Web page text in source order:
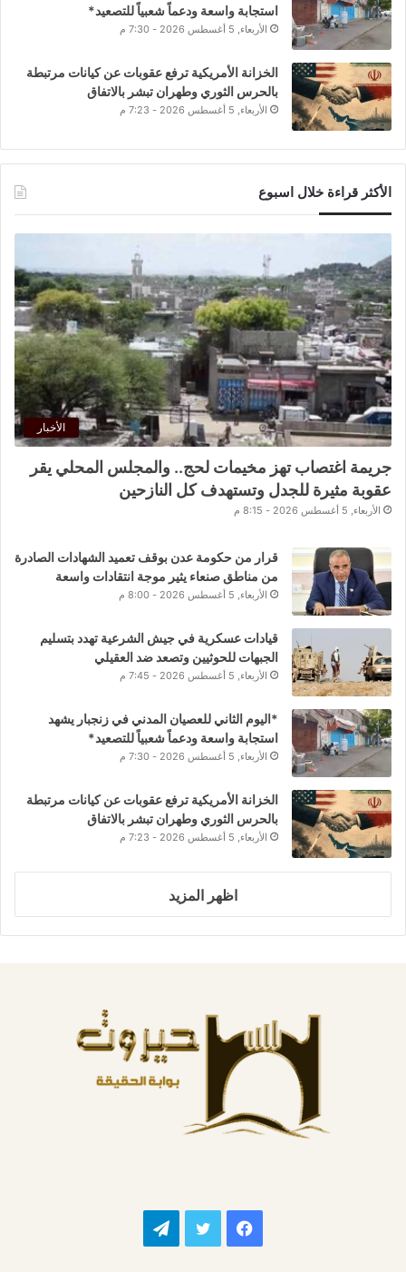
استجابة واسعة ودعماً شعبياً للتصعيد*
الأربعاء, 5 أغسطس 2026 - 7:30 م
الخزانة الأمريكية ترفع عقوبات عن كيانات مرتبطة
بالحرس الثوري وطهران تبشر بالاتفاق
الأربعاء, 5 أغسطس 2026 - 7:23 م
الأكثر قراءة خلال اسبوع
الأخبار
جريمة اغتصاب تهز مخيمات لحج.. والمجلس المحلي يقر
عقوبة مثيرة للجدل وتستهدف كل النازحين
الأربعاء, 5 أغسطس 2026 - 8:15 م
قرار من حكومة عدن بوقف تعميد الشهادات الصادرة
من مناطق صنعاء يثير موجة انتقادات واسعة
الأربعاء, 5 أغسطس 2026 - 8:00 م
قيادات عسكرية في جيش الشرعية تهدد بتسليم
الجبهات للحوثيين وتصعد ضد العقيلي
الأربعاء, 5 أغسطس 2026 - 7:45 م
*اليوم الثاني للعصيان المدني في زنجبار يشهد
استجابة واسعة ودعماً شعبياً للتصعيد*
الأربعاء, 5 أغسطس 2026 - 7:30 م
الخزانة الأمريكية ترفع عقوبات عن كيانات مرتبطة
بالحرس الثوري وطهران تبشر بالاتفاق
الأربعاء, 5 أغسطس 2026 - 7:23 م
اظهر المزيد
فيسبوك تويتر تيلقرام